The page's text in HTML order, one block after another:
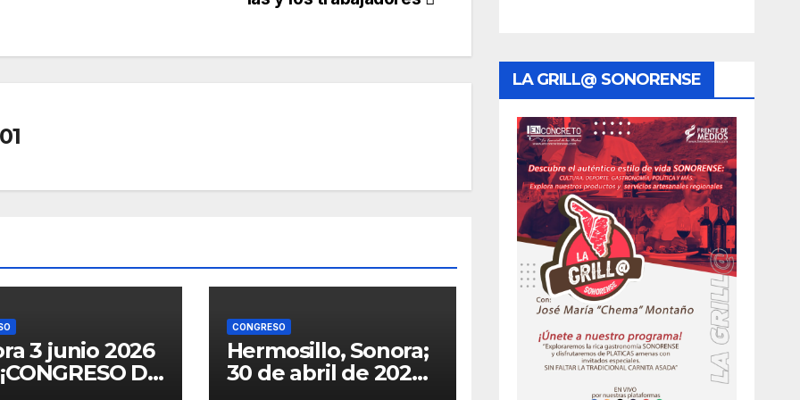
3 junio 2026
DE
CONGRESO
Hermosillo, Sonora;
30 de abril de 2026.-
LA GRILL@ SONORENSE